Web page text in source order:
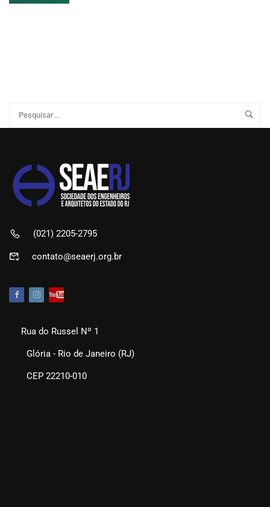
(021) 2205-2795
contato@seaerj.org.br
Rua do Russel Nº 1
Glória - Rio de Janeiro (RJ)
CEP 22210-010